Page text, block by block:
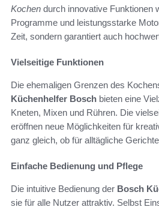
Kochen durch innovative Funktionen
Programme und leistungsstarke
Zeit, sondern garantiert auch
Vielseitige Funktionen
Die ehemaligen Grenzen des
Küchenhelfer Bosch bieten eine
Kneten, Mixen und Rühren. Die
eröffnen neue Möglichkeiten für
ganz gleich, ob für alltägliche
Einfache Bedienung und Pflege
Die intuitive Bedienung der Bosch
sie für alle Nutzer attraktiv. Selbst